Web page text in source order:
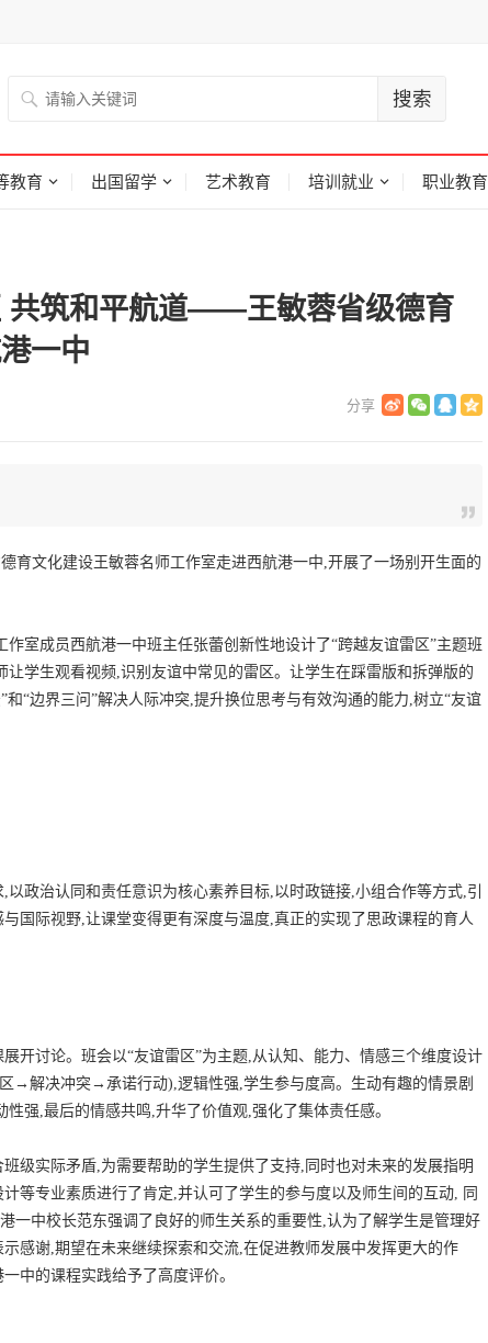
教育 出国留学 艺术教育 培训就业 职业教育
共筑和平航道——王敏蓉省级德育
一中
育文化建设王敏蓉名师工作室走进西航港一中,开展了一场别开生面的
室成员西航港一中班主任张蕾创新性地设计了“跨越友谊雷区”主题班
学生观看视频,识别友谊中常见的雷区。让学生在踩雷版和拆弹版的
“边界三问”解决人际冲突,提升换位思考与有效沟通的能力,树立“友谊
政治认同和责任意识为核心素养目标,以时政链接,小组合作等方式,引
国际视野,让课堂变得更有深度与温度,真正的实现了思政课程的育人
开讨论。班会以“友谊雷区”为主题,从认知、能力、情感三个维度设计
→解决冲突→承诺行动),逻辑性强,学生参与度高。生动有趣的情景剧
强,最后的情感共鸣,升华了价值观,强化了集体责任感。
级实际矛盾,为需要帮助的学生提供了支持,同时也对未来的发展指明
等专业素质进行了肯定,并认可了学生的参与度以及师生间的互动, 同
一中校长范东强调了良好的师生关系的重要性,认为了解学生是管理好
感谢,期望在未来继续探索和交流,在促进教师发展中发挥更大的作
中的课程实践给予了高度评价。